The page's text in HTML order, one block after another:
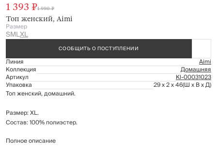
Топ женский, Aimi
1 393 ₽1 990 ₽
Размер
SMLXL
СООБЩИТЬ О ПОСТУПЛЕНИИ
Линия Aimi
Коллекция Домашняя
Артикул Kl-00031023
Упаковка 29 x 2 x 46(Ш x В x Д)
Топ женский, домашний.
Размер: XL.
Состав: 100% полиэстер.
Рекомендации по уходу: стирка при температуре до 30°C; не
Полное описание